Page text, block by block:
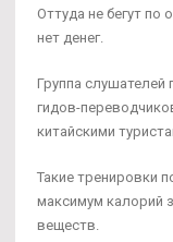
Оттуда не бегут по
нет денег.
Группа
гидов-
китайскими
Такие тренировки
максимум калорий
веществ.